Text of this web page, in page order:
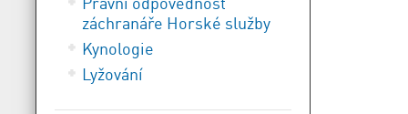
záchranáře Horské služby
Kynologie
Lyžování